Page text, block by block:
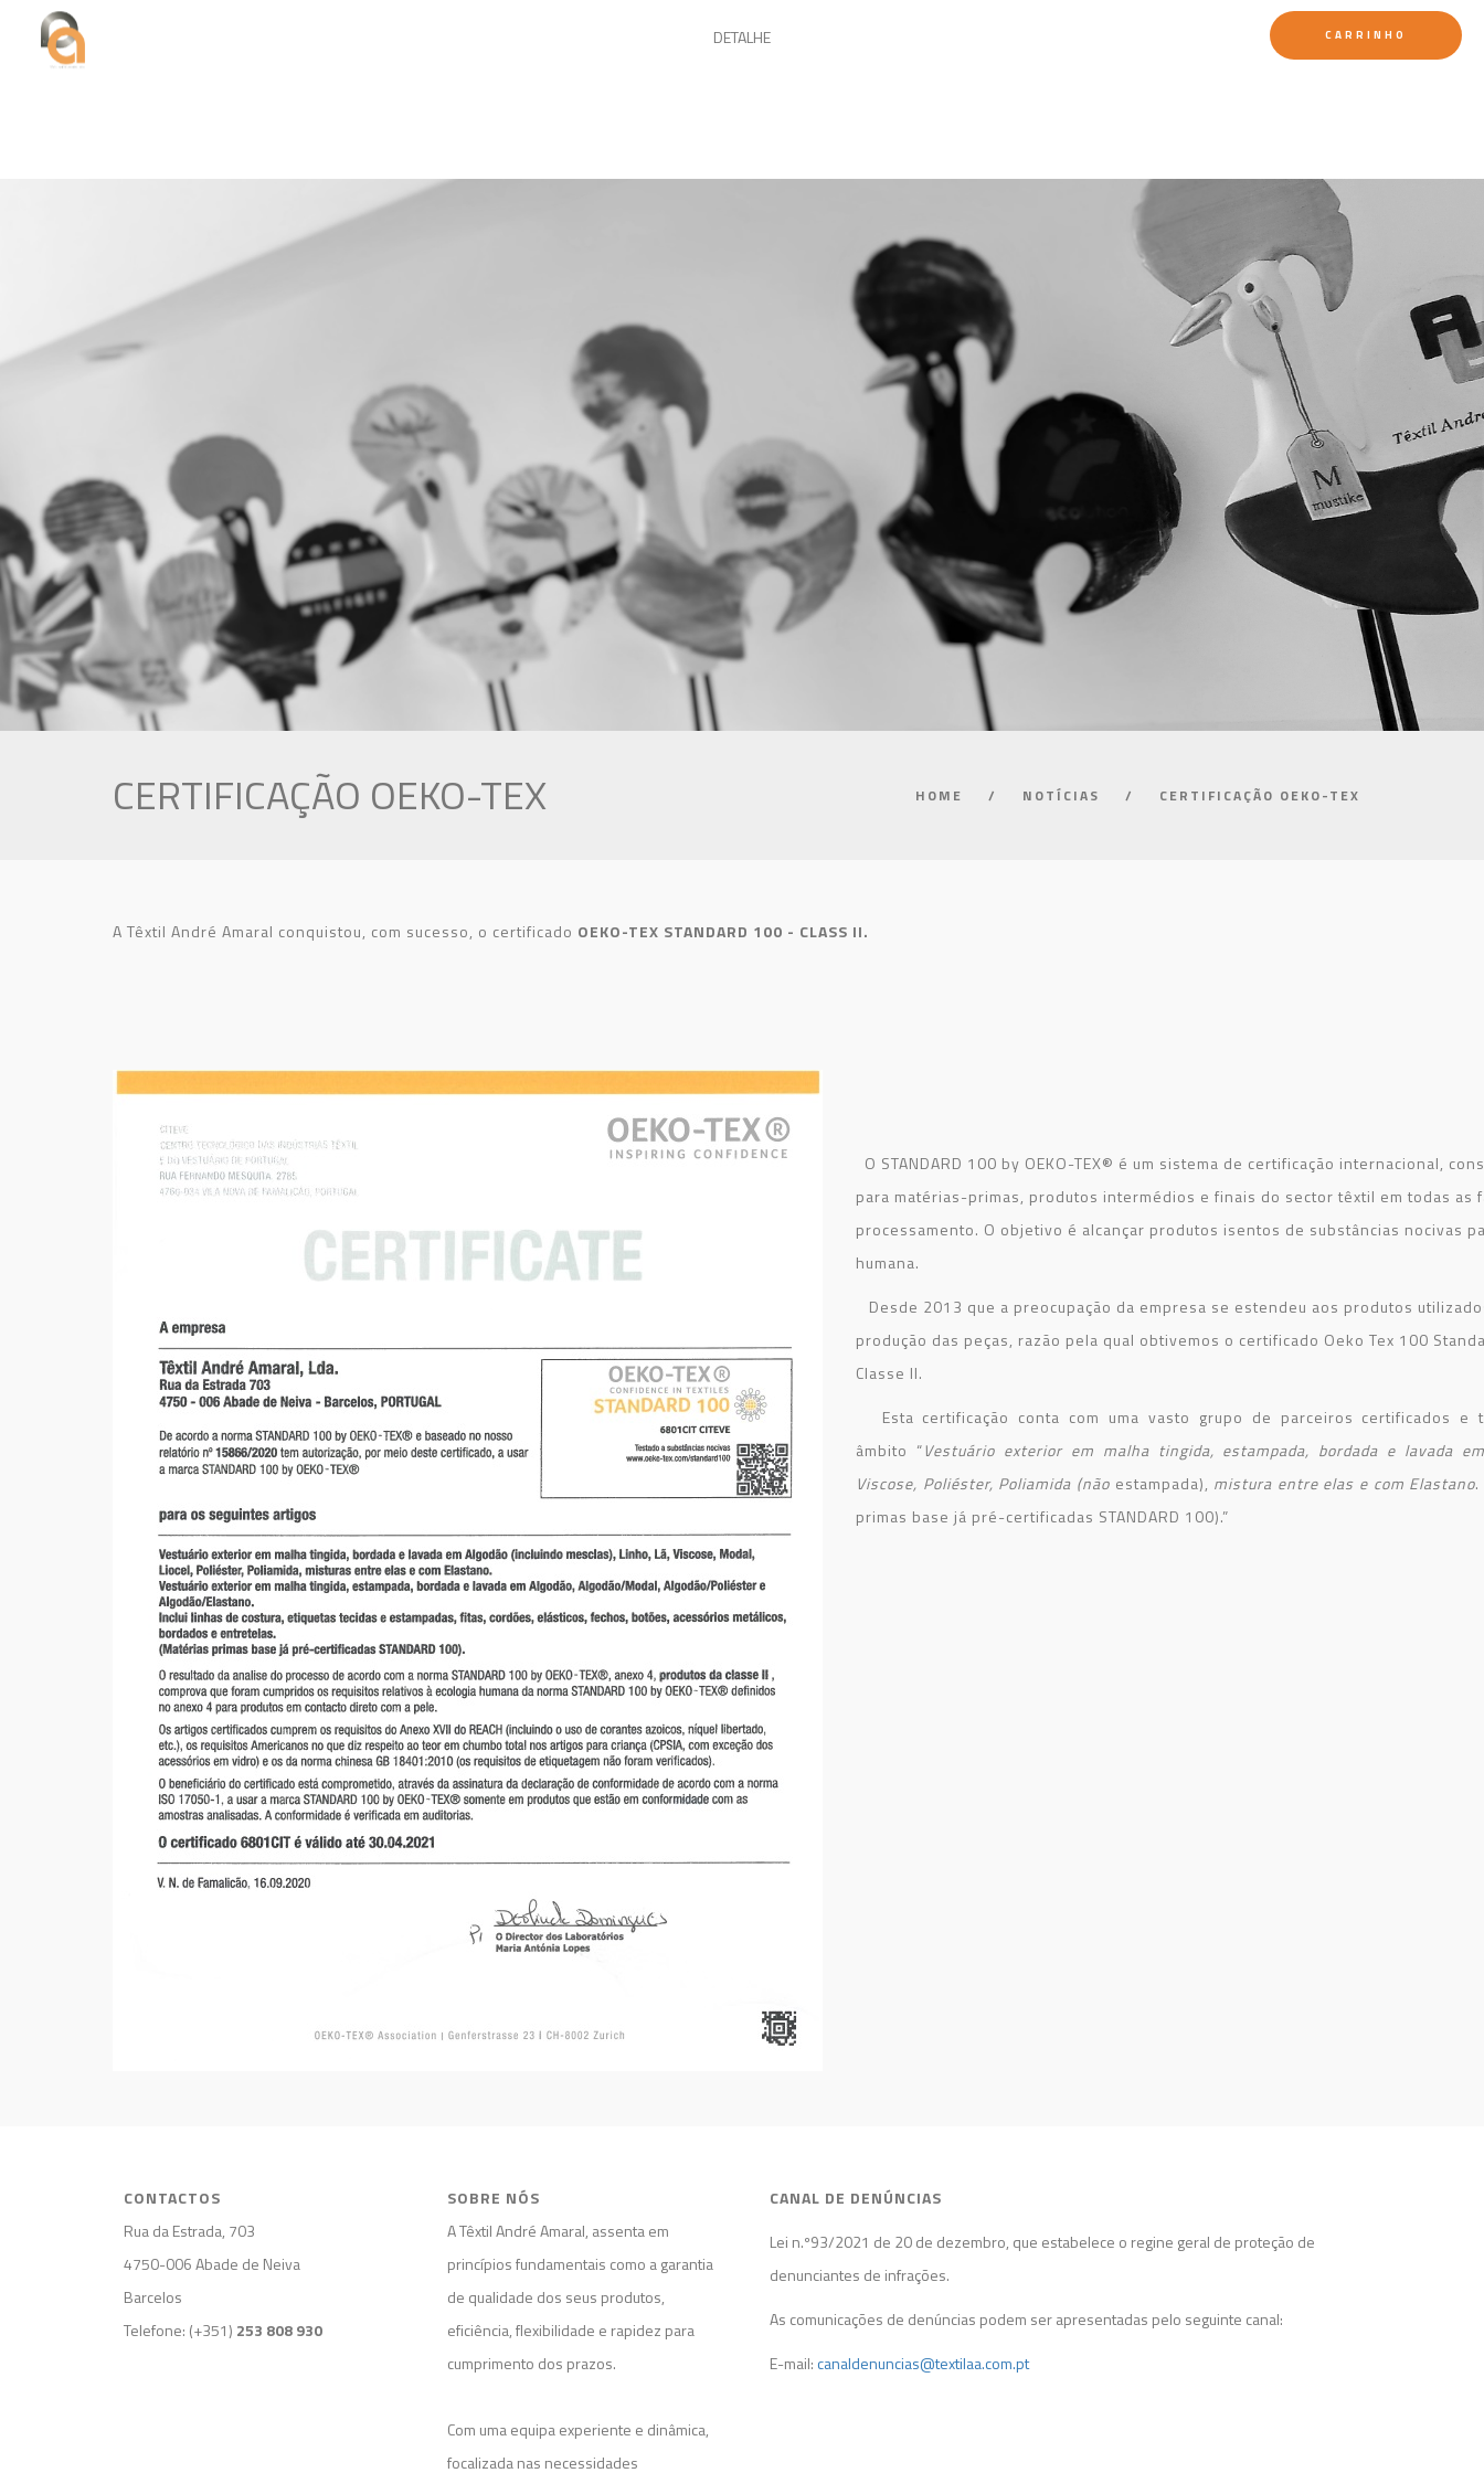
DETALHE CARRINHO
CERTIFICAÇÃO OEKO-TEX HOME / NOTÍCIAS / CERTIFICAÇÃO OEKO-TEX
A Têxtil André Amaral conquistou, com sucesso, o certificado OEKO-TEX STANDARD 100 - CLASS II.
O STANDARD 100 by OEKO-TEX® é um sistema de certificação internacional,
para matérias-primas, produtos intermédios e finais do sector têxtil em todas as
processamento. O objetivo é alcançar produtos isentos de substâncias nocivas
humana.
Desde 2013 que a preocupação da empresa se estendeu aos produtos
produção das peças, razão pela qual obtivemos o certificado Oeko Tex 100
Classe II.
Esta certificação conta com uma vasto grupo de parceiros certificados e
âmbito “Vestuário exterior em malha tingida, estampada, bordada e lavada
Viscose, Poliéster, Poliamida (não estampada), mistura entre elas e com Elastano
primas base já pré-certificadas STANDARD 100).”
CONTACTOS
Rua da Estrada, 703
4750-006 Abade de Neiva
Barcelos
Telefone: (+351) 253 808 930
SOBRE NÓS
A Têxtil André Amaral, assenta em
princípios fundamentais como a garantia
de qualidade dos seus produtos,
eficiência, flexibilidade e rapidez para
cumprimento dos prazos.
Com uma equipa experiente e dinâmica,
focalizada nas necessidades
CANAL DE DENÚNCIAS
Lei n.º93/2021 de 20 de dezembro, que estabelece o regine geral de proteção de
denunciantes de infrações.
As comunicações de denúncias podem ser apresentadas pelo seguinte canal:
E-mail:canaldenuncias@textilaa.com.pt